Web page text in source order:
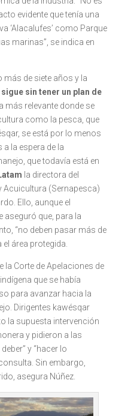
evidente que tenía una
‘Alacalufes’ como Parque
marinas”, se indica en
más de siete años y la
sigue sin tener un plan de
más relevante donde se
como la pesca, que
se está por lo menos
la espera de la
que todavía está en
la directora del
Acuicultura (Sernapesca)
Ello, aunque el
aseguró que, para la
“no deben pasar más de
área protegida.
la Corte de Apelaciones de
que se había
para avanzar hacia la
Dirigentes kawésqar
la supuesta intervención
y pidieron a las
y “hacer lo
Sin embargo,
asegura Núñez.